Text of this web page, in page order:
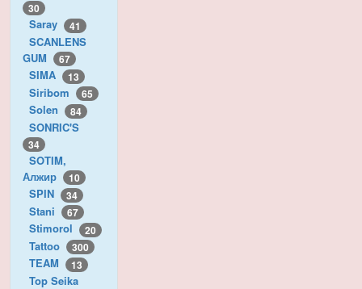
30
Saray 41
SCANLENS
GUM
67
SIMA 13
Siribom 65
Solen 84
SONRIC'S
34
SOTIM,
Алжир
10
SPIN 34
Stani 67
Stimorol 20
Tattoo 300
TEAM 13
Top Seika